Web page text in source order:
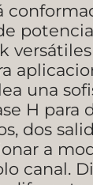
una
H para
dos
a
canal.